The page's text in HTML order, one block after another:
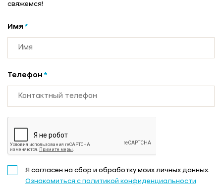
свяжемся!
Имя *
Телефон *
Я согласен на сбор и обработку моих личных данных.
Ознакомиться с политикой конфиденциальности